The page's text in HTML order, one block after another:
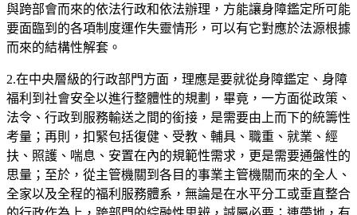
與跨部會而來的依法行政和依法辦理，方能讓身障鑑定所可能
要面臨到的各項制度運作失靈情形，可以有它對應於法源根據
而來的結構性解套。
2.在中央層級的行政部門方面，理應是要就從身障鑑定、身障
福利到社會安全以進行整體性的規劃，畢竟，一方面從政策、
法令、行政到服務輸送之間的銜接，是需要由上而下的統籌性
考量；再則，扣緊包括復健、受教、輔具、職重、就業、經
扶、照護、喘息、安置在內的規範性需求，更是需要通盤性的
思量；至於，從主管機關到各目的事業主管機關而來的全人、
全家以及全程的福利服務體系，無論是在水平分工或垂直整合